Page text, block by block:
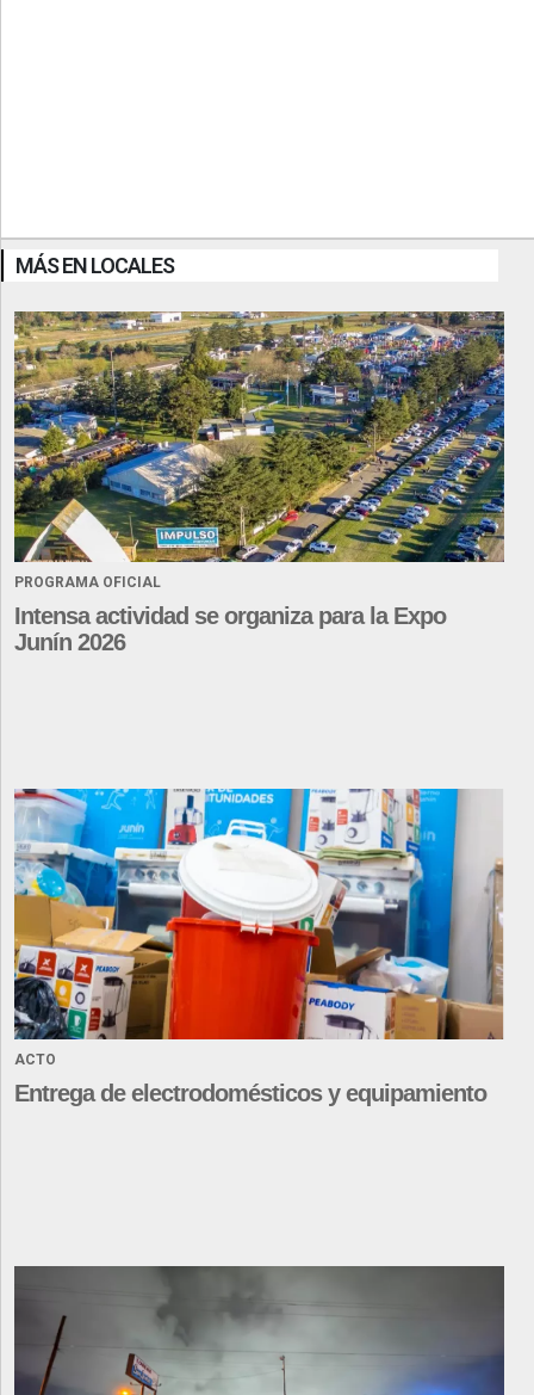
MÁS EN LOCALES
PROGRAMA OFICIAL
Intensa actividad se organiza para la Expo
Junín 2026
ACTO
Entrega de electrodomésticos y equipamiento